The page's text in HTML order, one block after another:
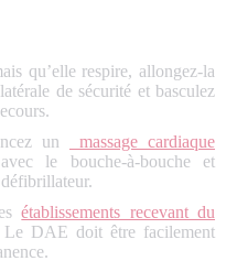
qu’elle respire, allongez-la
de sécurité et basculez
un
massage cardiaque
le bouche-à-bouche et
établissements recevant du
DAE doit être facilement